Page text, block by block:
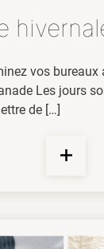
vos
Les jours
de […]